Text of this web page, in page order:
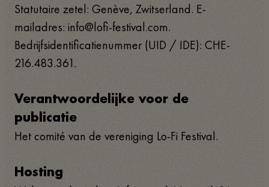
Statutaire zetel: Genève, Zwitserland. E-
mailadres: info@lofi-festival.com.
Bedrijfsidentificatienummer (UID / IDE): CHE-
216.483.361.
Verantwoordelijke voor de
publicatie
Het comité van de vereniging Lo-Fi Festival.
Hosting